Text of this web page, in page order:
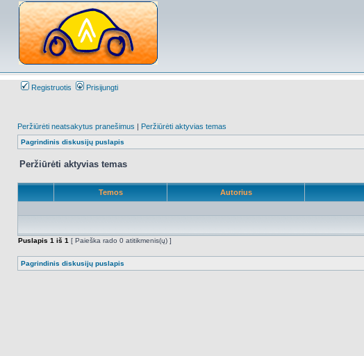
Registruotis Prisijungti
Peržiūrėti neatsakytus pranešimus | Peržiūrėti aktyvias temas
Pagrindinis diskusijų puslapis
Peržiūrėti aktyvias temas
Temos Autorius
Puslapis 1 iš 1 [ Paieška rado 0 atitikmenis(ų) ]
Pagrindinis diskusijų puslapis